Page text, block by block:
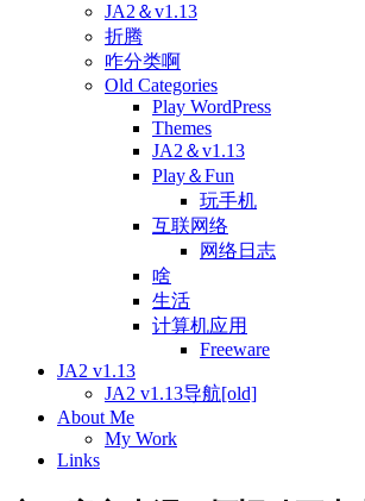
JA2＆v1.13
折腾
咋分类啊
Old Categories
Play WordPress
Themes
JA2＆v1.13
Play＆Fun
玩手机
互联网络
网络日志
啥
生活
计算机应用
Freeware
JA2 v1.13
JA2 v1.13导航[old]
About Me
My Work
Links